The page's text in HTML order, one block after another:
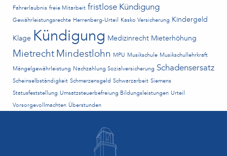
Fahrerlaubnis freie Mitarbeit fristlose Kündigung
Gewährleistungsrechte Herrenberg-Urteil Kasko Versicherung Kindergeld
Klage Kündigung Medizinrecht Mieterhöhung
Mietrecht Mindestlohn MPU Musikschule Musikschullehrkraft
Mängelgewährleistung Nachzahlung Sozialversicherung Schadensersatz
Scheinselbständigkeit Schmerzensgeld Schwarzarbeit Siemens
Statusfeststellung Umsatzsteuerbefreiung Bildungsleistungen Urteil
Vorsorgevollmachten Überstunden